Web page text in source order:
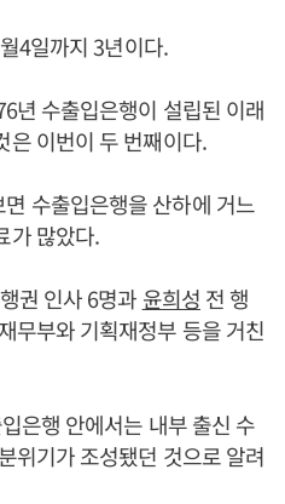
4일까지 3년이다.
년 수출입은행이 설립된 이래
은 이번이 두 번째이다.
수출입은행을 산하에 거느
가 많았다.
권 인사 6명과 윤희성 전 행
무부와 기획재정부 등을 거친
은행 안에서는 내부 출신 수
위기가 조성됐던 것으로 알려